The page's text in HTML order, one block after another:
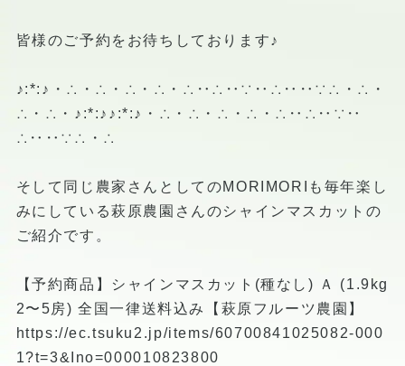
皆様のご予約をお待ちしております♪
♪:*:♪・∴・∴・∴・∴・∴‥∴‥∵‥∴‥‥∵∴・∴・
∴・∴・♪:*:♪♪:*:♪・∴・∴・∴・∴・∴‥∴‥∵‥
∴‥‥∵∴・∴
そして同じ農家さんとしてのMORIMORIも毎年楽し
みにしている萩原農園さんのシャインマスカットの
ご紹介です。
【予約商品】シャインマスカット(種なし) Ａ (1.9kg
2〜5房) 全国一律送料込み【萩原フルーツ農園】
https://ec.tsuku2.jp/items/60700841025082-000
1?t=3&Ino=000010823800